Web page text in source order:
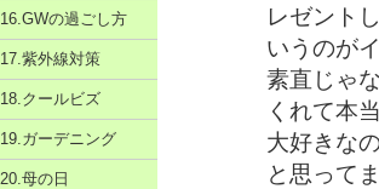
レゼント
いうのが
素直じゃ
くれて本
大好きな
と思って
16.GWの過ごし方
17.紫外線対策
18.クールビズ
19.ガーデニング
20.母の日